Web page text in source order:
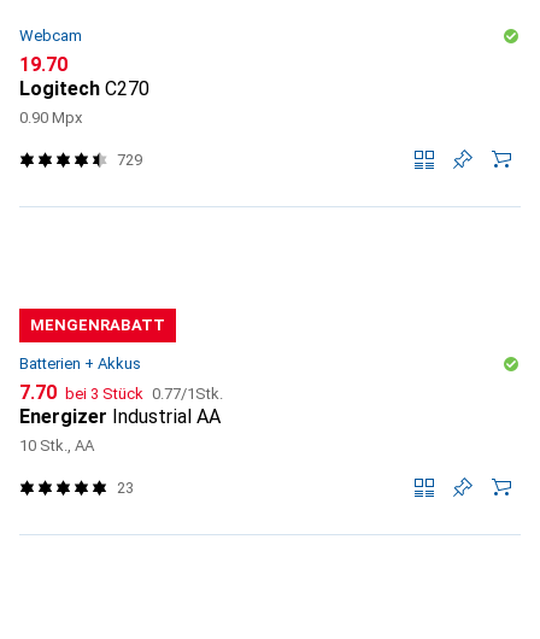
Webcam
CHF
19.70
Logitech C270
0.90 Mpx
729
MENGENRABATT
Batterien + Akkus
CHF
7.70 bei 3 Stück CHF
0.77/1Stk.
Energizer Industrial AA
10 Stk., AA
23